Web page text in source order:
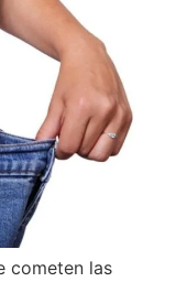
cometen las